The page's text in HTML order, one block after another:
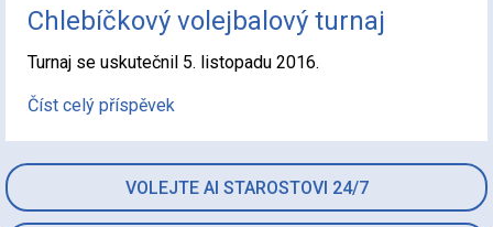
VOLEJTE AI STAROSTOVI 24/7
Chlebíčkový volejbalový turnaj
Turnaj se uskutečnil 5. listopadu 2016.
Číst celý příspěvek